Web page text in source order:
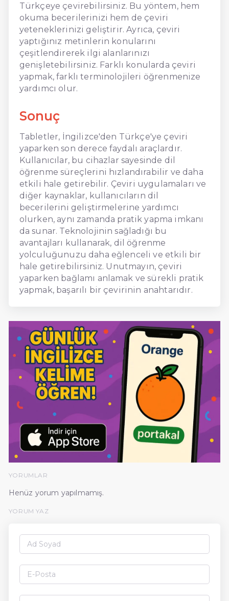
Türkçeye çevirebilirsiniz. Bu yöntem, hem
okuma becerilerinizi hem de çeviri
yeteneklerinizi geliştirir. Ayrıca, çeviri
yaptığınız metinlerin konularını
çeşitlendirerek ilgi alanlarınızı
genişletebilirsiniz. Farklı konularda çeviri
yapmak, farklı terminolojileri öğrenmenize
yardımcı olur.
Sonuç
Tabletler, İngilizce'den Türkçe'ye çeviri
yaparken son derece faydalı araçlardır.
Kullanıcılar, bu cihazlar sayesinde dil
öğrenme süreçlerini hızlandırabilir ve daha
etkili hale getirebilir. Çeviri uygulamaları ve
diğer kaynaklar, kullanıcıların dil
becerilerini geliştirmelerine yardımcı
olurken, aynı zamanda pratik yapma imkanı
da sunar. Teknolojinin sağladığı bu
avantajları kullanarak, dil öğrenme
yolculuğunuzu daha eğlenceli ve etkili bir
hale getirebilirsiniz. Unutmayın, çeviri
yaparken bağlamı anlamak ve sürekli pratik
yapmak, başarılı bir çevirinin anahtarıdır.
YORUMLAR
Henüz yorum yapılmamış.
YORUM YAZ